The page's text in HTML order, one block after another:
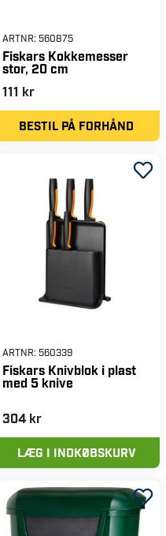
ARTNR: 560875
Fiskars Kokkemesser
stor, 20 cm
111 kr
BESTIL PÅ FORHÅND
ARTNR: 560339
Fiskars Knivblok i plast
med 5 knive
304 kr
LÆG I INDKØBSKURV